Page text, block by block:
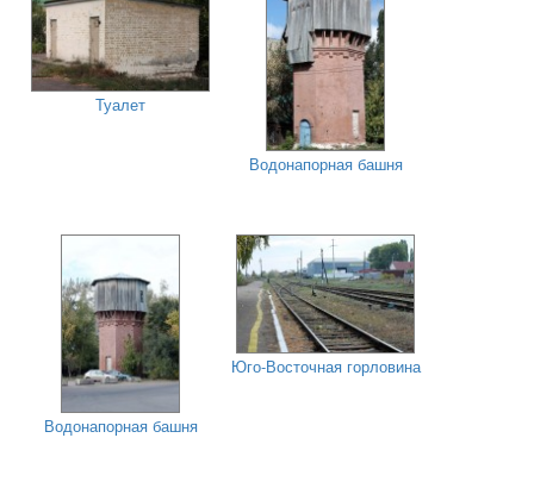
Туалет
Водонапорная башня
Водонапорная башня
Юго-Восточная горловина